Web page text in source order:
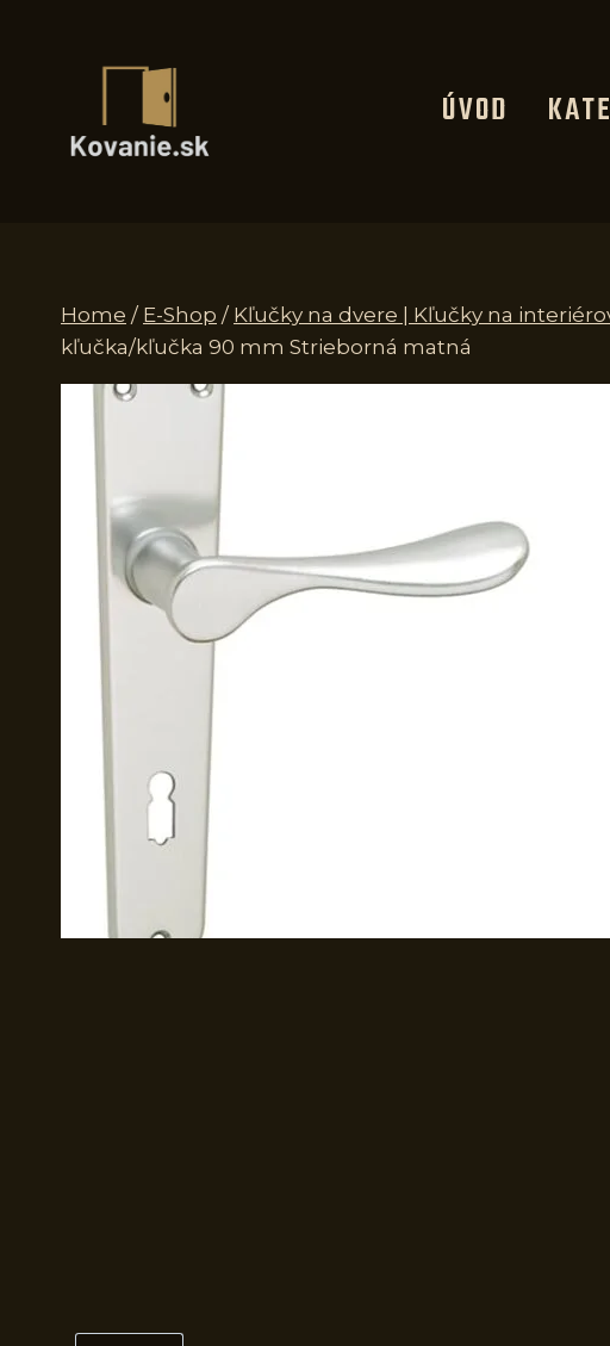
ÚVOD
Home / E-Shop / Kľučky na dvere | Kľučky na
kľučka/kľučka 90 mm Strieborná matná